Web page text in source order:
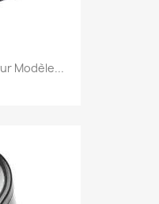
Modèle...